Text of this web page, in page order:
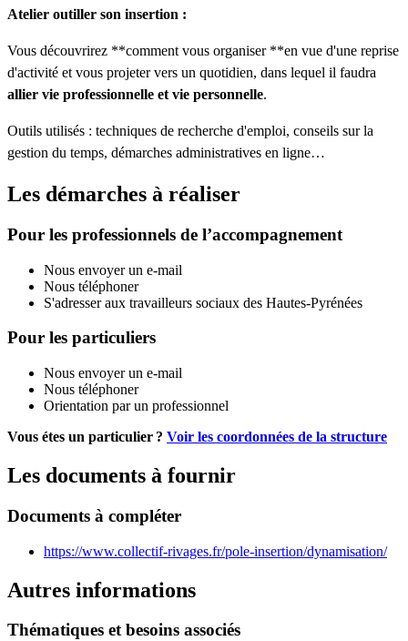
Atelier outiller son insertion :
Vous découvrirez **comment vous organiser **en vue d'une reprise
d'activité et vous projeter vers un quotidien, dans lequel il faudra
allier vie professionnelle et vie personnelle.
Outils utilisés : techniques de recherche d'emploi, conseils sur la
gestion du temps, démarches administratives en ligne…
Les démarches à réaliser
Pour les professionnels de l’accompagnement
Nous envoyer un e-mail
Nous téléphoner
S'adresser aux travailleurs sociaux des Hautes-Pyrénées
Pour les particuliers
Nous envoyer un e-mail
Nous téléphoner
Orientation par un professionnel
Vous étes un particulier ? Voir les coordonnées de la structure
Les documents à fournir
Documents à compléter
https://www.collectif-rivages.fr/pole-insertion/dynamisation/
Autres informations
Thématiques et besoins associés